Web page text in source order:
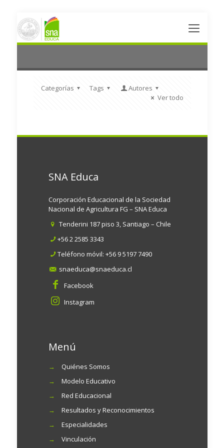
Categorías Tags
Autores
Ver todo
SNA Educa
Corporación Educacional de la Sociedad
Nacional de Agricultura FG – SNA Educa
Tenderini 187 piso 3, Santiago – Chile
+56 2 2585 3343
Teléfono móvil: +56 9 5197 7490
snaeduca@snaeduca.cl
Facebook
Instagram
Menú
→
Quiénes Somos
→
Modelo Educativo
→
Red Educacional
→
Resultados y Reconocimientos
→
Especialidades
→
Vinculación